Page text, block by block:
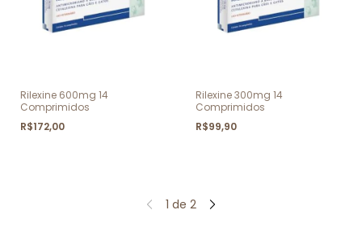
Rilexine 600mg 14
Comprimidos
R$172,00
Rilexine 300mg 14
Comprimidos
R$99,90
1 de 2